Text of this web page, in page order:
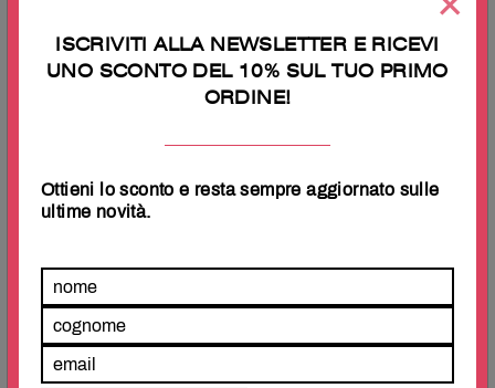
TI PIACERÀ ANCHE
In offerta!
Parure Copripiumino
ISCRIVITI ALLA NEWSLETTER E RICEVI
UNO SCONTO DEL 10% SUL TUO PRIMO
ORDINE!
Ottieni lo sconto e resta sempre aggiornato sulle
ultime novità.